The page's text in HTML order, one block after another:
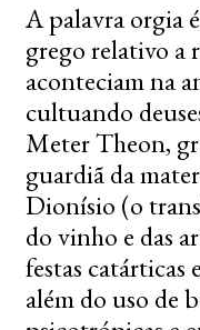
A palavra orgia é
grego relativo a
aconteciam na
cultuando
Meter Theon,
guardiã da
Dionísio (o
do vinho e das
festas catárticas
além do uso de